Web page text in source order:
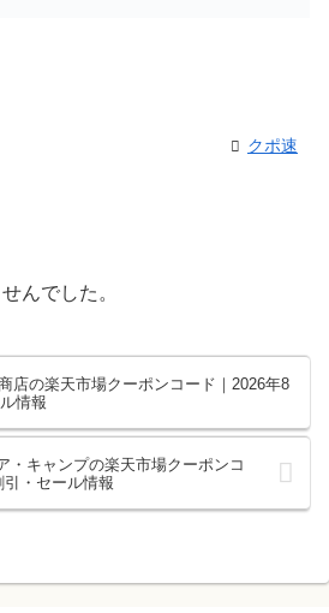
クポ速
んでした。
店の楽天市場クーポンコード｜2026年8
情報
・キャンプの楽天市場クーポンコ
・セール情報